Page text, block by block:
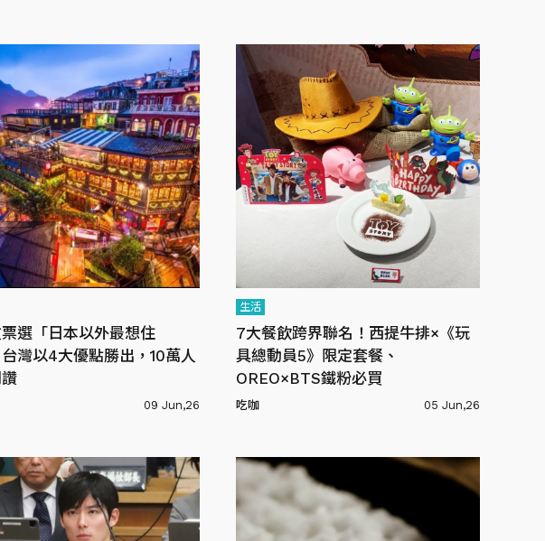
票選「日本以外最想住
灣以4大優點勝出，10萬人
09 Jun,26
生活
7大餐飲跨界聯名！西提牛排×《玩
具總動員5》限定套餐、
OREO×BTS鐵粉必買
吃咖 05 Jun,26